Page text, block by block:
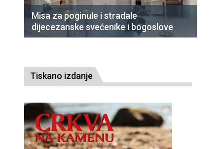
Misa za poginule i stradale
dijecezanske svećenike i bogoslove
Tiskano izdanje